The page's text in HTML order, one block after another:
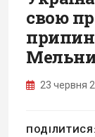
свою
23 червня
ПОДІЛИТИСЯ: